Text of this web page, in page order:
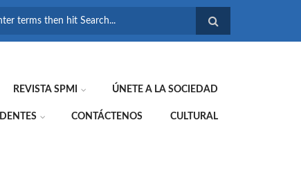
REVISTA SPMI ÚNETE A LA SOCIEDAD
CONTÁCTENOS CULTURAL